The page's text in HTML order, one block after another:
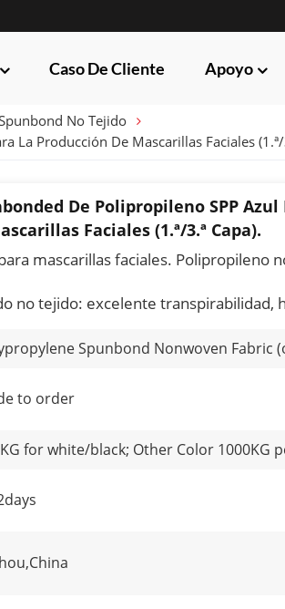
Caso De Cliente Apoyo
No Tejido
La Producción De Mascarillas Faciales (1.ª/
De Polipropileno SPP Azul
Faciales (1.ª/3.ª Capa).
mascarillas faciales. Polipropileno
no tejido: excelente
Spunbond Nonwoven Fabric
to order
for white/black; Other Color 1000KG